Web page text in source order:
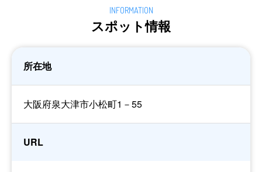
スポット情報
所在地
大阪府泉大津市小松町1－55
URL